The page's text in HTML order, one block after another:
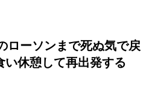
ローソンまで死ぬ気で戻
い休憩して再出発する